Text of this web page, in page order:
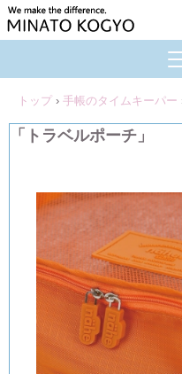
トップ › 手帳のタイムキーパー
「トラベルポーチ」